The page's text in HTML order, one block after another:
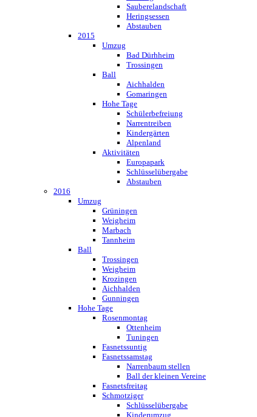
Sauberelandschaft
Heringsessen
Abstauben
2015
Umzug
Bad Dürhheim
Trossingen
Ball
Aichhalden
Gomaringen
Hohe Tage
Schülerbefreiung
Narrentreiben
Kindergärten
Alpenland
Aktivitäten
Europapark
Schlüsselübergabe
Abstauben
2016
Umzug
Grüningen
Weigheim
Marbach
Tannheim
Ball
Trossingen
Weigheim
Krozingen
Aichhalden
Gunningen
Hohe Tage
Rosenmontag
Ottenheim
Tuningen
Fasnetssuntig
Fasnetssamstag
Narrenbaum stellen
Ball der kleinen Vereine
Fasnetsfreitag
Schmotziger
Schlüsselübergabe
Kinderumzug